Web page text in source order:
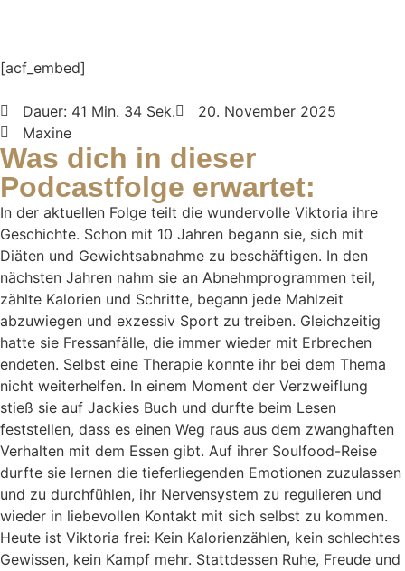
[acf_embed]
Dauer: 41 Min. 34 Sek.
20. November 2025
Maxine
Was dich in dieser
Podcastfolge erwartet:
In der aktuellen Folge teilt die wundervolle Viktoria ihre
Geschichte. Schon mit 10 Jahren begann sie, sich mit
Diäten und Gewichtsabnahme zu beschäftigen. In den
nächsten Jahren nahm sie an Abnehmprogrammen teil,
zählte Kalorien und Schritte, begann jede Mahlzeit
abzuwiegen und exzessiv Sport zu treiben. Gleichzeitig
hatte sie Fressanfälle, die immer wieder mit Erbrechen
endeten. Selbst eine Therapie konnte ihr bei dem Thema
nicht weiterhelfen. In einem Moment der Verzweiflung
stieß sie auf Jackies Buch und durfte beim Lesen
feststellen, dass es einen Weg raus aus dem zwanghaften
Verhalten mit dem Essen gibt. Auf ihrer Soulfood-Reise
durfte sie lernen die tieferliegenden Emotionen zuzulassen
und zu durchfühlen, ihr Nervensystem zu regulieren und
wieder in liebevollen Kontakt mit sich selbst zu kommen.
Heute ist Viktoria frei: Kein Kalorienzählen, kein schlechtes
Gewissen, kein Kampf mehr. Stattdessen Ruhe, Freude und